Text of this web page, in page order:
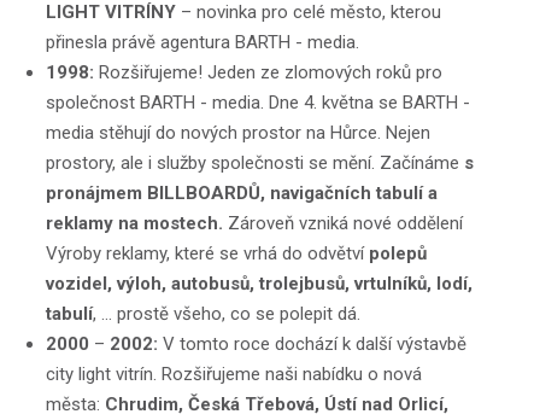
LIGHT VITRÍNY– novinka pro celé město, kterou
přinesla právě agentura BARTH - media.
1998: Rozšiřujeme! Jeden ze zlomových roků pro
společnost BARTH - media. Dne 4. května se BARTH -
media stěhují do nových prostor na Hůrce. Nejen
prostory, ale i služby společnosti se mění. Začínáme s
pronájmem BILLBOARDŮ, navigačních tabulí a
reklamy na mostech. Zároveň vzniká nové oddělení
Výroby reklamy, které se vrhá do odvětví polepů
vozidel, výloh, autobusů, trolejbusů, vrtulníků, lodí,
tabulí, … prostě všeho, co se polepit dá.
2000 – 2002: V tomto roce dochází k další výstavbě
city light vitrín. Rozšiřujeme naši nabídku o nová
města: Chrudim, Česká Třebová, Ústí nad Orlicí,